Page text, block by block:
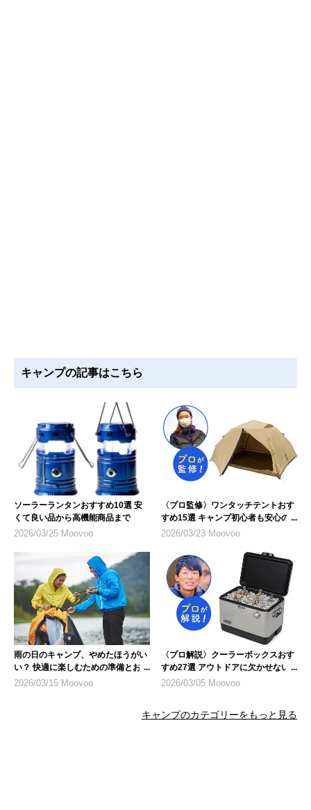
キャンプの記事はこちら
ソーラーランタンおすすめ10選 安
くて良い品から高機能商品まで
2026/03/25 Moovoo
〈プロ監修〉ワンタッチテントおす
すめ15選 キャンプ初心者も安心の
人気モデル
2026/03/23 Moovoo
雨の日のキャンプ、やめたほうがい
い？ 快適に楽しむための準備とおす
すめ商品
2026/03/15 Moovoo
〈プロ解説〉クーラーボックスおす
すめ27選 アウトドアに欠かせない
キャンプギア
2026/03/05 Moovoo
キャンプのカテゴリーをもっと見る